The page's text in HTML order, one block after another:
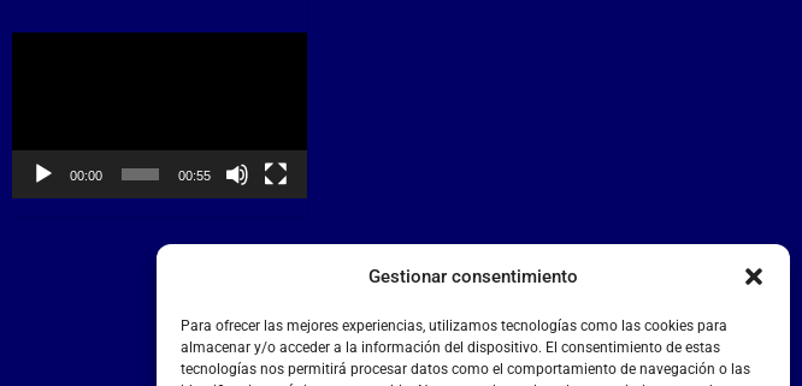
Gestionar consentimiento
Para ofrecer las mejores experiencias, utilizamos tecnologías como las cookies para
almacenar y/o acceder a la información del dispositivo. El consentimiento de estas
tecnologías nos permitirá procesar datos como el comportamiento de navegación o las
00:00 00:55